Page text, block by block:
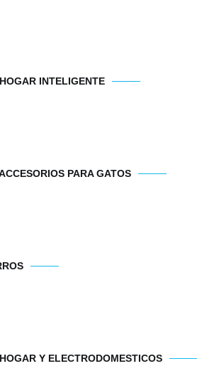
INTELIGENTE
PARA GATOS
Y ELECTRODOMESTICOS